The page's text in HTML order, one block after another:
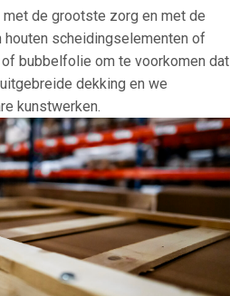
de grootste zorg en met de
houten scheidingselementen of
bubbelfolie om te voorkomen dat
dekking en we
kunstwerken.